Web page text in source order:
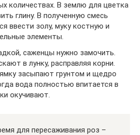
количествах. В землю для цветка
глину. В полученную смесь
ввести золу, муку костную и
элементы.
саженцы нужно замочить.
в лунку, расправляя корни.
засыпают грунтом и щедро
вода полностью впитается в
окучивают.
для пересаживания роз –